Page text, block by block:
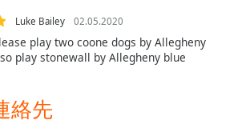
Luke Bailey 02.05.2020
play two coone dogs by Allegheny
play stonewall by Allegheny blue
絡先